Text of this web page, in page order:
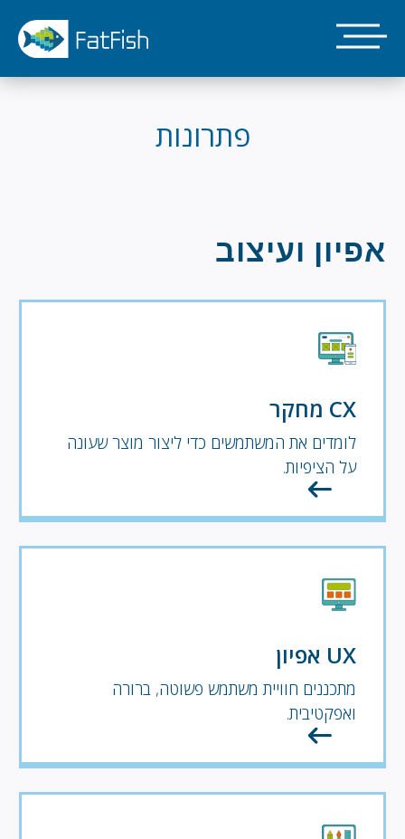
לתוכן
העיקרי
פתרונות
אפיון ועיצוב
CX מחקר
לומדים את המשתמשים כדי ליצור מוצר שעונה
על הציפיות.
UX אפיון
מתכננים חוויית משתמש פשוטה, ברורה
ואפקטיבית.